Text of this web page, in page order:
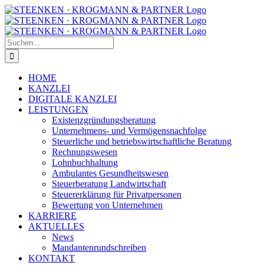
Zum
Inhalt
springen
Facebook
Instagram
Suche
nach:
HOME
KANZLEI
DIGITALE KANZLEI
LEISTUNGEN
Existenzgründungsberatung
Unternehmens- und Vermögensnachfolge
Steuerliche und betriebswirtschaftliche Beratung
Rechnungswesen
Lohnbuchhaltung
Ambulantes Gesundheitswesen
Steuerberatung Landwirtschaft
Steuererklärung für Privatpersonen
Bewertung von Unternehmen
KARRIERE
AKTUELLES
News
Mandantenrundschreiben
KONTAKT